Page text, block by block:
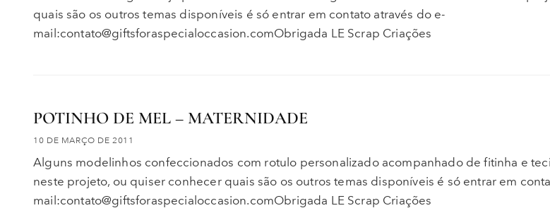
quais são os outros temas disponíveis é só entrar em contato através do e-
mail:contato@giftsforaspecialoccasion.comObrigada LE Scrap Criações
POTINHO DE MEL – MATERNIDADE
10 DE MARÇO DE 2011
Alguns modelinhos confeccionados com rotulo personalizado acompanhado de fitinha e
neste projeto, ou quiser conhecer quais são os outros temas disponíveis é só entrar em
mail:contato@giftsforaspecialoccasion.comObrigada LE Scrap Criações